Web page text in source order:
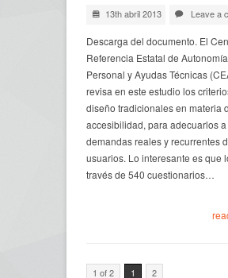
13th abril 2013 Leave a
Descarga del documento. El
Referencia Estatal de Autonomía
Personal y Ayudas Técnicas
revisa en este estudio los
diseño tradicionales en materia
accesibilidad, para adecuarlos
demandas reales y recurrentes
usuarios. Lo interesante es que
través de 540 cuestionarios…
1 of 2 1 2